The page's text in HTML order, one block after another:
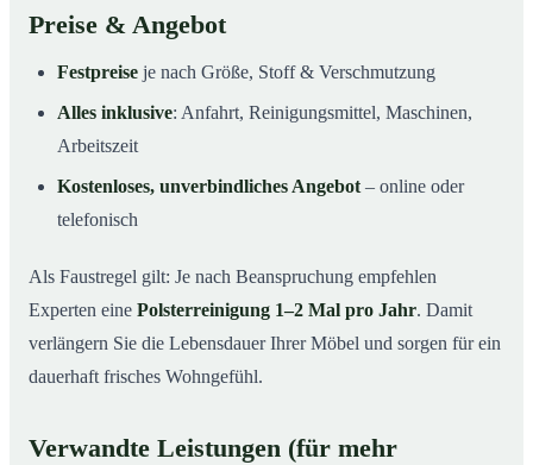
Preise & Angebot
Festpreise je nach Größe, Stoff & Verschmutzung
Alles inklusive: Anfahrt, Reinigungsmittel, Maschinen,
Arbeitszeit
Kostenloses, unverbindliches Angebot – online oder
telefonisch
Als Faustregel gilt: Je nach Beanspruchung empfehlen
Experten eine Polsterreinigung 1–2 Mal pro Jahr. Damit
verlängern Sie die Lebensdauer Ihrer Möbel und sorgen für ein
dauerhaft frisches Wohngefühl.
Verwandte Leistungen (für mehr